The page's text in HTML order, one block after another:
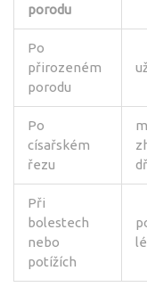
porodu
Po
přirozeném
porodu
Po
císařském
řezu
Při
bolestech
nebo
potížích